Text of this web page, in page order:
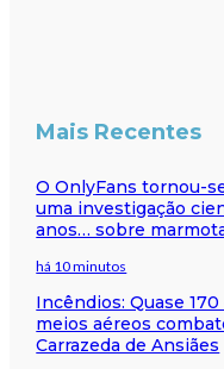
Mais Recentes
O OnlyFans tornou-
uma investigação
anos… sobre
há 10 minutos
Incêndios: Quase
meios aéreos
Carrazeda de Ansiães